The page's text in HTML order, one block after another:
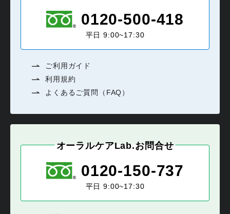
0120-500-418
平日 9:00~17:30
ご利用ガイド
利用規約
よくあるご質問（FAQ）
オーラルケアLab.お問合せ
0120-150-737
平日 9:00~17:30